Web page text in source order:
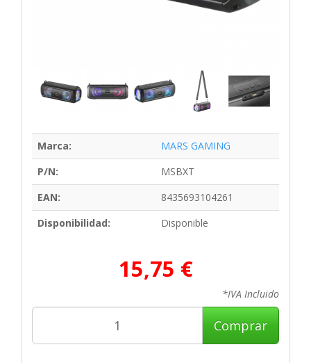
Marca:
MARS GAMING
P/N:
MSBXT
EAN:
8435693104261
Disponibilidad:
Disponible
15,75 €
*IVA Incluido
Comprar